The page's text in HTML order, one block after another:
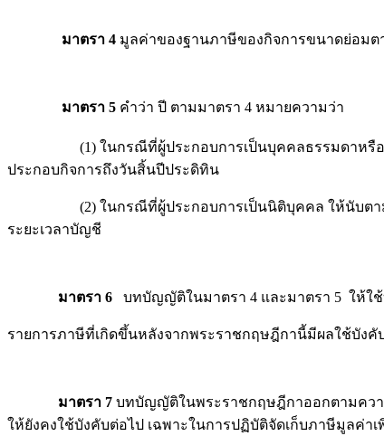
มาตรา 4 มูลค่าของฐานภาษีของกิจการขนาดย่อมต
มาตรา 5 คำว่า ปี ตามมาตรา 4 หมายความว่า
(1) ในกรณีที่ผู้ประกอบการเป็นบุคคลธรรมดาหรือคณะ
ประกอบกิจการถึงวันสิ้นปีประดิทิน
(2) ในกรณีที่ผู้ประกอบการเป็นนิติบุคคล ให้นับตามรอบ
ระยะเวลาบัญชี
มาตรา 6 บทบัญญัติในมาตรา 4 และมาตรา 5 ให้ใ
รายการภาษีที่เกิดขึ้นหลังจากพระราชกฤษฎีกานี้มีผลใช้บังคั
มาตรา 7 บทบัญญัติในพระราชกฤษฎีกาออกตามควา
ให้ยังคงใช้บังคับต่อไป เฉพาะในการปฏิบัติจัดเก็บภาษีมูลค่